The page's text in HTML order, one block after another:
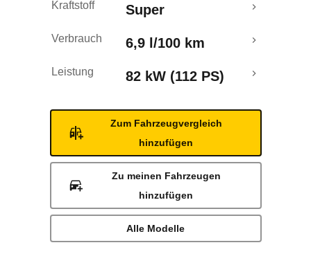
Kraftstoff Super
Verbrauch 6,9 l/100 km
Leistung 82 kW (112 PS)
Zum Fahrzeugvergleich
hinzufügen
Zu meinen Fahrzeugen
hinzufügen
Alle Modelle